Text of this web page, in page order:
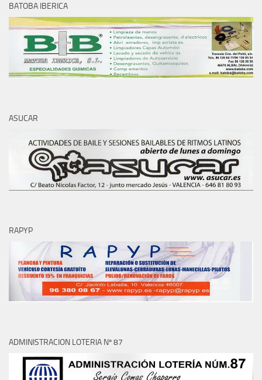
BATOBA IBERICA
ASUCAR
RAPYP
ADMINISTRACION LOTERIA Nº 87